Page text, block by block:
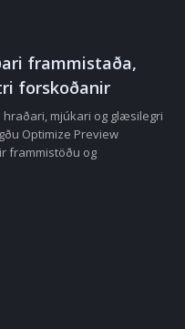
frammistaða,
forskoðanir
hraðari, mjúkari og glæsilegri
Optimize Preview
frammistöðu og